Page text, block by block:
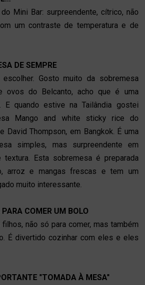
Mini Bar: surpreendente, cítrico, não
um contraste de temperatura e de
DE SEMPRE
Gosto muito da sobremesa
ovos do Belcanto, acho que é uma
E quando estive na Tailândia gostei
Mango and white sticky rice do
David Thompson, em Bangkok. É uma
simples, mas surpreendente em
Esta sobremesa é preparada
arroz e mangas frescas e tem um
muito interessante.
COMER UM BOLO
não só para comer, mas também
É divertido cozinhar com eles e eles
"TOMADA À MESA"